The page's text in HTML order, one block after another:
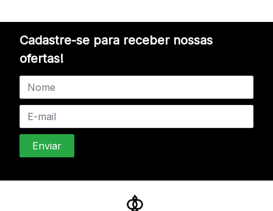
Cadastre-se para receber nossas
ofertas!